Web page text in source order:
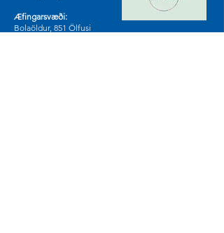
Æfingarsvæði:
Bolaöldur, 851 Ölfusi